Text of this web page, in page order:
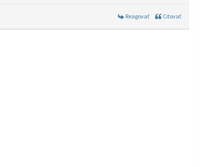
Reagovať Citovať